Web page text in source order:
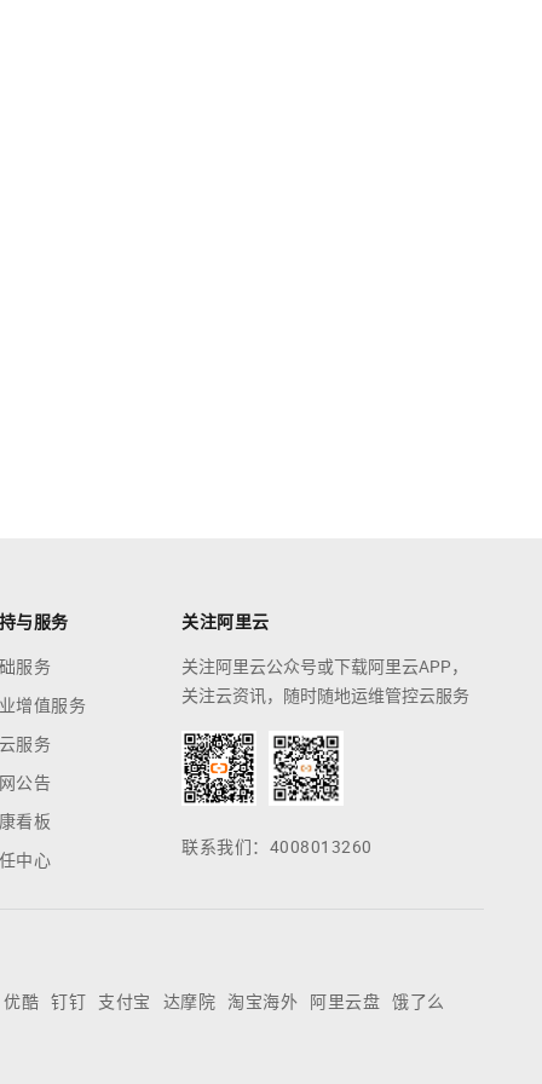
与服务
服务
增值服务
服务
公告
看板
中心
关注阿里云
关注阿里云公众号或下载阿里云APP，
关注云资讯，随时随地运维管控云服务
联系我们：4008013260
优酷 钉钉 支付宝 达摩院 淘宝海外 阿里云盘 饿了么